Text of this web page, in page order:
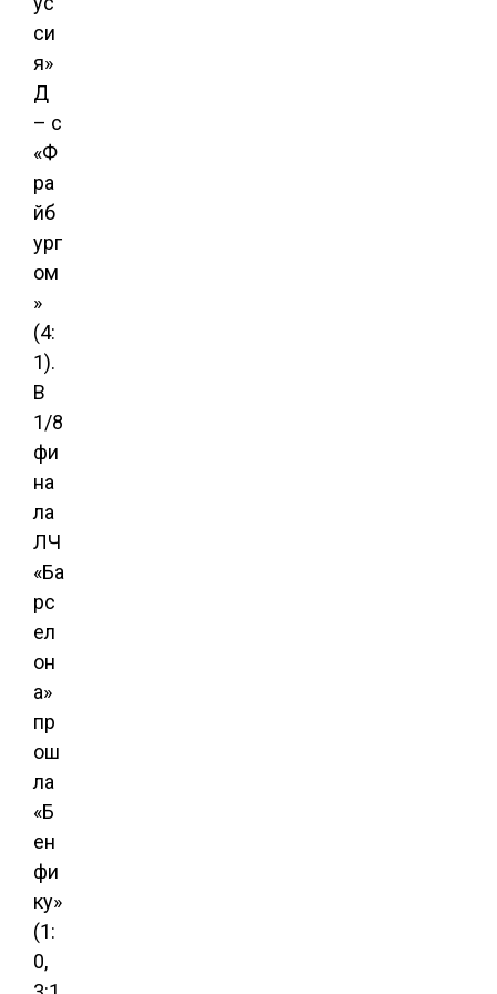
си
я»
Д
– с
«Ф
ра
йб
ург
ом
»
(4:
1).
В
1/8
фи
на
ла
ЛЧ
«Ба
рс
ел
он
а»
пр
ош
ла
«Б
ен
фи
ку»
(1:
0,